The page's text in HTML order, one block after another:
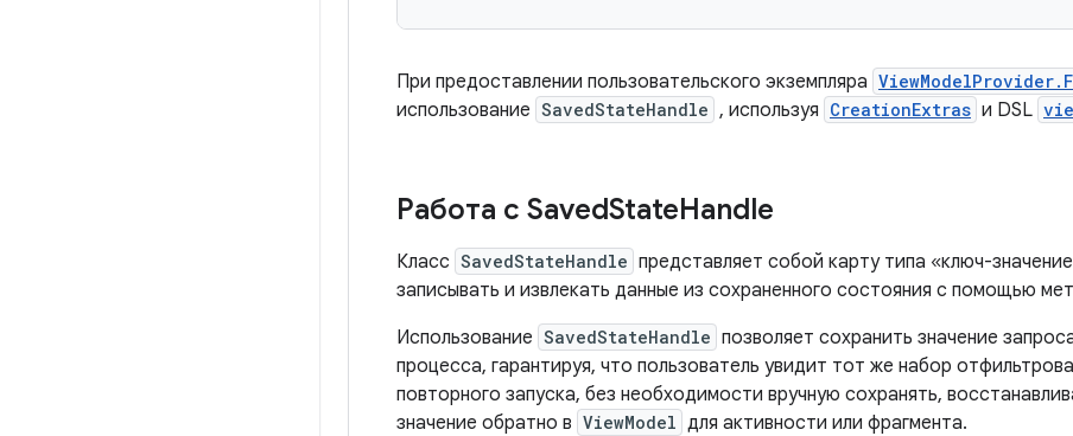
При предоставлении пользовательского экземпляра
использование SavedStateHandle , используя CreationExtras и DSL
Работа с SavedStateHandle
Класс SavedStateHandle представляет собой карту типа «ключ-
записывать и извлекать данные из сохраненного состояния с помощью
Использование SavedStateHandle позволяет сохранить значение
процесса, гарантируя, что пользователь увидит тот же набор
повторного запуска, без необходимости вручную сохранять,
значение обратно в ViewModel для активности или фрагмента.